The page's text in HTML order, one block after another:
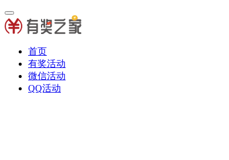
首页
有奖活动
微信活动
QQ活动